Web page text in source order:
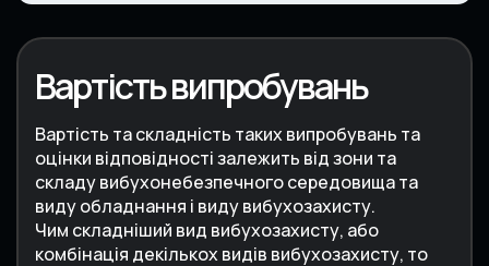
Вартість випробувань
Вартість та складність таких випробувань та
оцінки відповідності залежить від зони та
складу вибухонебезпечного середовища та
виду обладнання і виду вибухозахисту.
Чим складніший вид вибухозахисту, або
комбінація декількох видів вибухозахисту, то